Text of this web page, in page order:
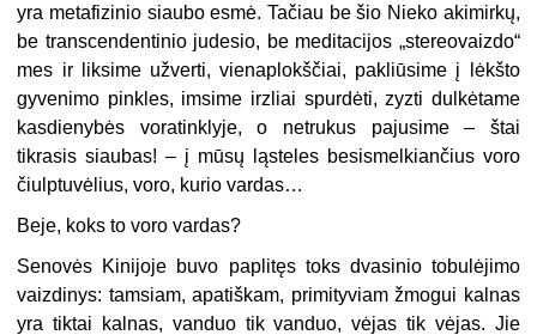
yra metafizinio siaubo esmė. Tačiau be šio Nieko akimirkų,
be transcendentinio judesio, be meditacijos „stereovaizdo“
mes ir liksime užverti, vienaplokščiai, pakliūsime į lėkšto
gyvenimo pinkles, imsime irzliai spurdėti, zyzti dulkėtame
kasdienybės voratinklyje, o netrukus pajusime – štai
tikrasis siaubas! – į mūsų ląsteles besismelkiančius voro
čiulptuvėlius, voro, kurio vardas…
Beje, koks to voro vardas?
Senovės Kinijoje buvo paplitęs toks dvasinio tobulėjimo
vaizdinys: tamsiam, apatiškam, primityviam žmogui kalnas
yra tiktai kalnas, vanduo tik vanduo, vėjas tik vėjas. Jie